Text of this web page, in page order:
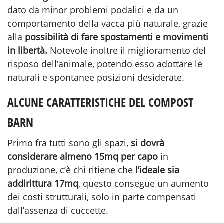
dato da minor problemi podalici e da un
comportamento della vacca più naturale, grazie
alla possibilità di fare spostamenti e movimenti
in libertà. Notevole inoltre il miglioramento del
risposo dell’animale, potendo esso adottare le
naturali e spontanee posizioni desiderate.
ALCUNE CARATTERISTICHE DEL COMPOST
BARN
Primo fra tutti sono gli spazi, si dovrà
considerare almeno 15mq per capo in
produzione, c’è chi ritiene che l’ideale sia
addirittura 17mq, questo consegue un aumento
dei costi strutturali, solo in parte compensati
dall’assenza di cuccette.